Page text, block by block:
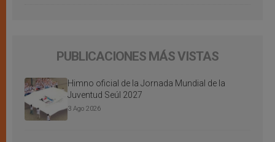
PUBLICACIONES MÁS VISTAS
Himno oficial de la Jornada Mundial de la
Juventud Seúl 2027
3 Ago 2026